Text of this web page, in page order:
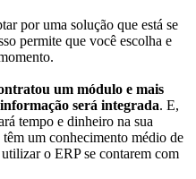
por uma solução que está se
permite que você escolha e
um módulo e mais
será integrada. E,
tempo e dinheiro na sua
um conhecimento médio de
o ERP se contarem com